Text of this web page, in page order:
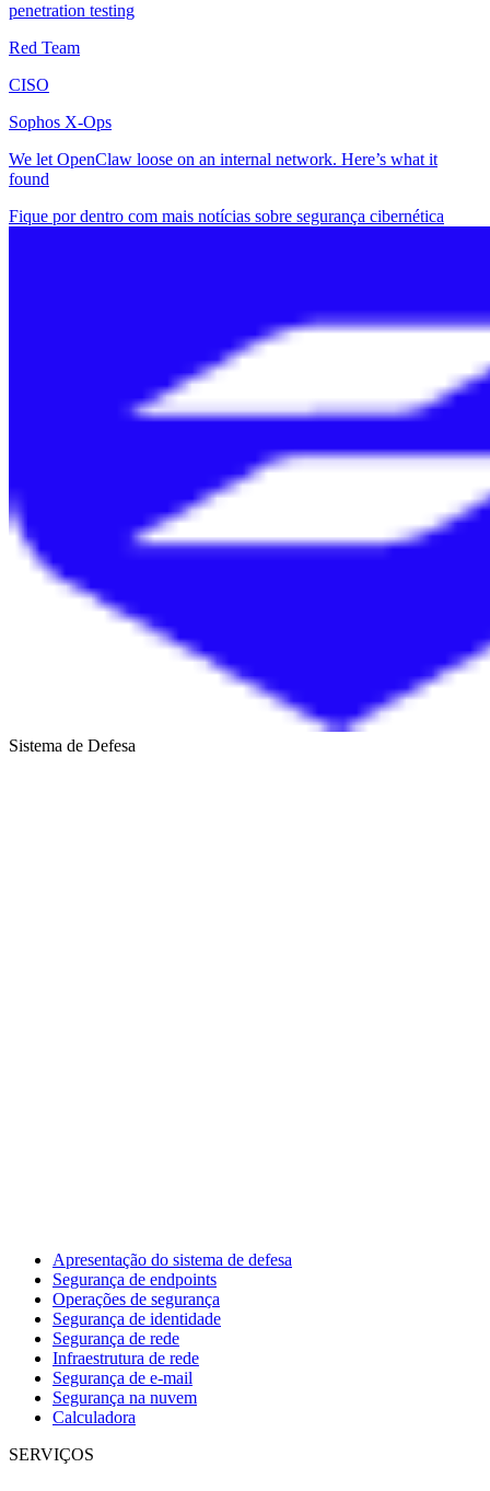
penetration testing
Red Team
CISO
Sophos X-Ops
We let OpenClaw loose on an internal network. Here’s what it
found
Fique por dentro com mais notícias sobre segurança cibernética
Sistema de Defesa
Apresentação do sistema de defesa
Segurança de endpoints
Operações de segurança
Segurança de identidade
Segurança de rede
Infraestrutura de rede
Segurança de e-mail
Segurança na nuvem
Calculadora
SERVIÇOS